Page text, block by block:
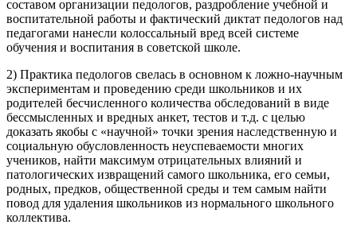
составом организации педологов, раздробление учебной и
воспитательной работы и фактический диктат педологов над
педагогами нанесли колоссальный вред всей системе
обучения и воспитания в советской школе.
2) Практика педологов свелась в основном к ложно-научным
экспериментам и проведению среди школьников и их
родителей бесчисленного количества обследований в виде
бессмысленных и вредных анкет, тестов и т.д. с целью
доказать якобы с «научной» точки зрения наследственную и
социальную обусловленность неуспеваемости многих
учеников, найти максимум отрицательных влияний и
патологических извращений самого школьника, его семьи,
родных, предков, общественной среды и тем самым найти
повод для удаления школьников из нормального школьного
коллектива.